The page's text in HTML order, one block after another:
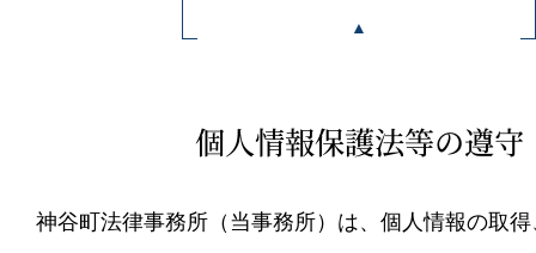
個人情報保護法等の遵守
神谷町法律事務所（当事務所）は、個人情報の取